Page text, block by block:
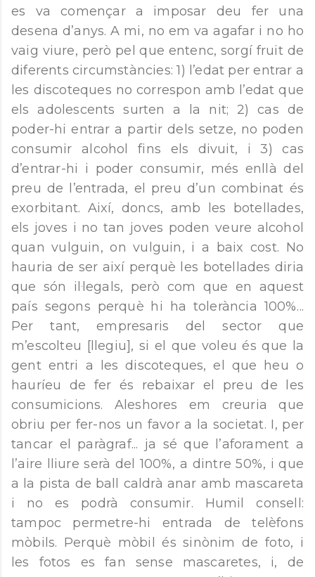
es va començar a imposar deu fer una
desena d’anys. A mi, no em va agafar i no ho
vaig viure, però pel que entenc, sorgí fruit de
diferents circumstàncies: 1) l’edat per entrar a
les discoteques no correspon amb l’edat que
els adolescents surten a la nit; 2) cas de
poder-hi entrar a partir dels setze, no poden
consumir alcohol fins els divuit, i 3) cas
d’entrar-hi i poder consumir, més enllà del
preu de l’entrada, el preu d’un combinat és
exorbitant. Així, doncs, amb les botellades,
els joves i no tan joves poden veure alcohol
quan vulguin, on vulguin, i a baix cost. No
hauria de ser així perquè les botellades diria
que són il·legals, però com que en aquest
país segons perquè hi ha tolerància 100%...
Per tant, empresaris del sector que
m’escolteu [llegiu], si el que voleu és que la
gent entri a les discoteques, el que heu o
hauríeu de fer és rebaixar el preu de les
consumicions. Aleshores em creuria que
obriu per fer-nos un favor a la societat. I, per
tancar el paràgraf... ja sé que l’aforament a
l’aire lliure serà del 100%, a dintre 50%, i que
a la pista de ball caldrà anar amb mascareta
i no es podrà consumir. Humil consell:
tampoc permetre-hi entrada de telèfons
mòbils. Perquè mòbil és sinònim de foto, i
les fotos es fan sense mascaretes, i, de